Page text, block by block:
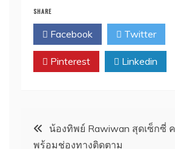
SHARE
Facebook Twitter
Pinterest Linkedin
Postน้องทิพย์ Rawiwan สุดเซ็กซี่ ค
พร้อมช่องทางติดตาม